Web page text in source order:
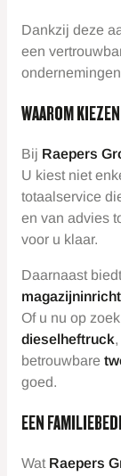
Dankzij deze
een
WAAROM
Bij Raepers
U kiest niet
totaalservice
en van advies
voor u klaar.
Daarnaast biedt
Of u nu op
dieselheftruck
betrouwbare
goed.
EEN
Wat Raepers